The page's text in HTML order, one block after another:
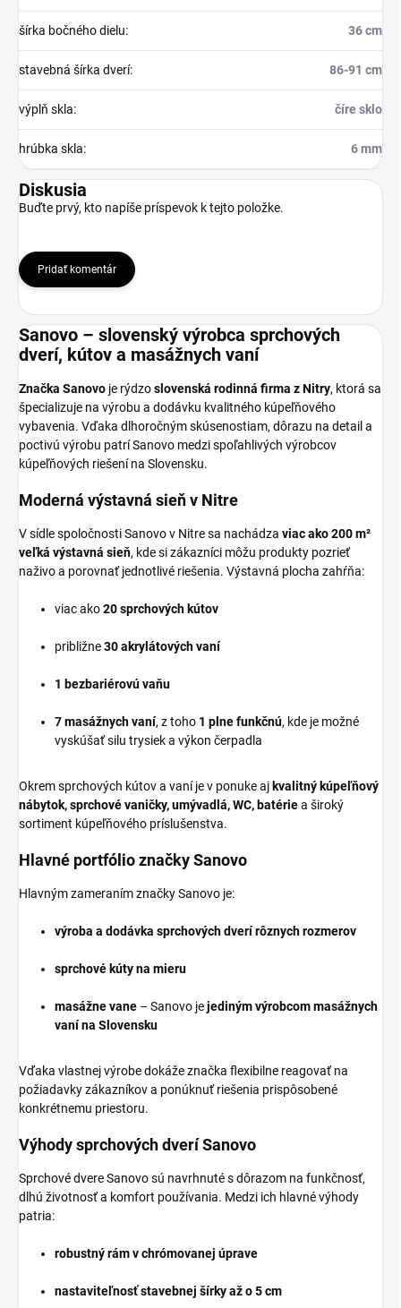
šírka bočného dielu: 36 cm
stavebná šírka dverí: 86-91 cm
výplň skla: číre sklo
hrúbka skla: 6 mm
Diskusia
Buďte prvý, kto napíše príspevok k tejto položke.
Pridať komentár
Sanovo – slovenský výrobca sprchových
dverí, kútov a masážnych vaní
Značka Sanovo je rýdzoslovenská rodinná firma z Nitry, ktorá sa
špecializuje na výrobu a dodávku kvalitného kúpeľňového
vybavenia. Vďaka dlhoročným skúsenostiam, dôrazu na detail a
poctivú výrobu patrí Sanovo medzi spoľahlivých výrobcov
kúpeľňových riešení na Slovensku.
Moderná výstavná sieň v Nitre
V sídle spoločnosti Sanovo v Nitre sa nachádza viac ako 200 m²
veľká výstavná sieň, kde si zákazníci môžu produkty pozrieť
naživo a porovnať jednotlivé riešenia. Výstavná plocha zahŕňa:
viac ako20 sprchových kútov
približne30 akrylátových vaní
1 bezbariérovú vaňu
7 masážnych vaní, z toho 1 plne funkčnú, kde je možné
vyskúšať silu trysiek a výkon čerpadla
Okrem sprchových kútov a vaní je v ponuke ajkvalitný kúpeľňový
nábytok, sprchové vaničky, umývadlá, WC, batériea široký
sortiment kúpeľňového príslušenstva.
Hlavné portfólio značky Sanovo
Hlavným zameraním značky Sanovo je:
výroba a dodávka sprchových dverí rôznych rozmerov
sprchové kúty na mieru
masážne vane – Sanovo jejediným výrobcom masážnych
vaní na Slovensku
Vďaka vlastnej výrobe dokáže značka flexibilne reagovať na
požiadavky zákazníkov a ponúknuť riešenia prispôsobené
konkrétnemu priestoru.
Výhody sprchových dverí Sanovo
Sprchové dvere Sanovo sú navrhnuté s dôrazom na funkčnosť,
dlhú životnosť a komfort používania. Medzi ich hlavné výhody
patria:
robustný rám v chrómovanej úprave
nastaviteľnosť stavebnej šírky až o 5 cm